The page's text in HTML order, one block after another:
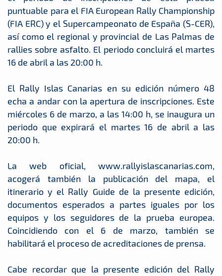
puntuable para el FIA European Rally Championship
(FIA ERC) y el Supercampeonato de España (S-CER),
así como el regional y provincial de Las Palmas de
rallies sobre asfalto. El periodo concluirá el martes
16 de abril a las 20:00 h.
El Rally Islas Canarias en su edición número 48
echa a andar con la apertura de inscripciones. Este
miércoles 6 de marzo, a las 14:00 h, se inaugura un
periodo que expirará el martes 16 de abril a las
20:00 h.
La web oficial, www.rallyislascanarias.com,
acogerá también la publicación del mapa, el
itinerario y el Rally Guide de la presente edición,
documentos esperados a partes iguales por los
equipos y los seguidores de la prueba europea.
Coincidiendo con el 6 de marzo, también se
habilitará el proceso de acreditaciones de prensa.
Cabe recordar que la presente edición del Rally